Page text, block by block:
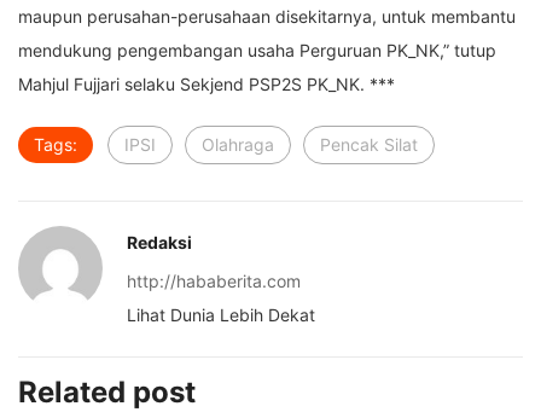
maupun perusahan-perusahaan disekitarnya, untuk membantu
mendukung pengembangan usaha Perguruan PK_NK,” tutup
Mahjul Fujjari selaku Sekjend PSP2S PK_NK. ***
Tags: IPSI Olahraga Pencak Silat
Redaksi
http://hababerita.com
Lihat Dunia Lebih Dekat
Related post